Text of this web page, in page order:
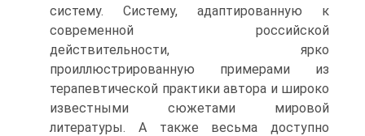
систему. Систему, адаптированную к
современной российской
действительности, ярко
проиллюстрированную примерами из
терапевтической практики автора и широко
известными сюжетами мировой
литературы. А также весьма доступно